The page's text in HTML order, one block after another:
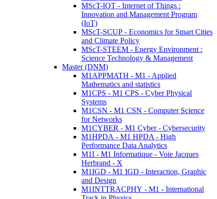
MScT-IOT - Internet of Things :
Innovation and Management Program
(IoT)
MScT-SCUP - Economics for Smart Cities
and Climate Policy
MScT-STEEM - Energy Environment :
Science Technology & Management
Master (DNM)
M1APPMATH - M1 - Applied
Mathematics and statistics
M1CPS - M1 CPS - Cyber Physical
Systems
M1CSN - M1 CSN - Computer Science
for Networks
M1CYBER - M1 Cyber - Cybersecurity
M1HPDA - M1 HPDA - High
Performance Data Analytics
M1I - M1 Informatique - Voie Jacques
Herbrand - X
M1IGD - M1 IGD - Interaction, Graphic
and Design
M1INTTRACPHY - M1 - International